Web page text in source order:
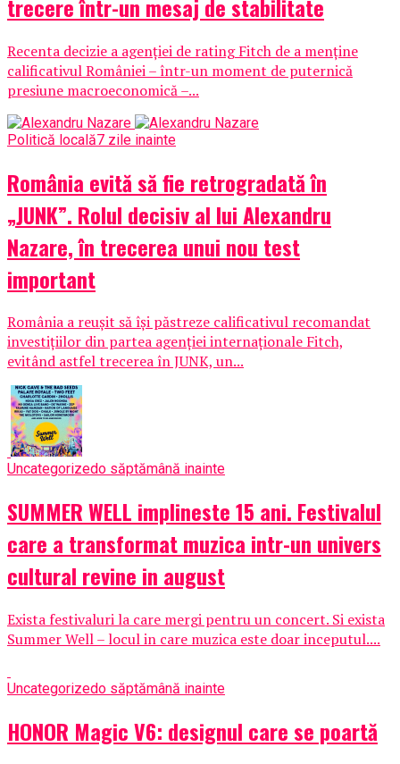
trecere într-un mesaj de stabilitate
Recenta decizie a agenției de rating Fitch de a menține
calificativul României – într-un moment de puternică
presiune macroeconomică –...
Politică locală7 zile inainte
România evită să fie retrogradată în
„JUNK”. Rolul decisiv al lui Alexandru
Nazare, în trecerea unui nou test
important
România a reușit să își păstreze calificativul recomandat
investițiilor din partea agenției internaționale Fitch,
evitând astfel trecerea în JUNK, un...
Uncategorizedo săptămână inainte
SUMMER WELL implineste 15 ani. Festivalul
care a transformat muzica intr-un univers
cultural revine in august
Exista festivaluri la care mergi pentru un concert. Si exista
Summer Well – locul in care muzica este doar inceputul....
Uncategorizedo săptămână inainte
HONOR Magic V6: designul care se poartă